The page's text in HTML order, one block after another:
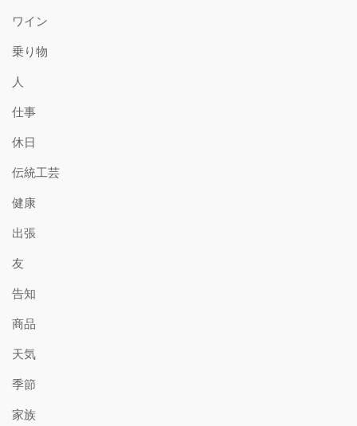
ワイン
乗り物
人
仕事
休日
伝統工芸
健康
出張
友
告知
商品
天気
季節
家族